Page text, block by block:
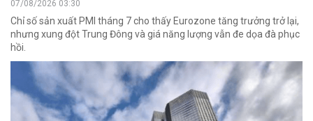
07/08/2026 03:30
Chỉ số sản xuất PMI tháng 7 cho thấy Eurozone tăng trưởng trở lại,
nhưng xung đột Trung Đông và giá năng lượng vẫn đe dọa đà phục
hồi.